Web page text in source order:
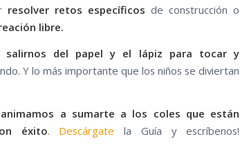
resolver retos específicos de construcción o
libre.
salirnos del papel y el lápiz para tocar y
Y lo más importante que los niños se diviertan
a sumarte a los coles que están
éxito. Descárgate la Guía y escríbenos!